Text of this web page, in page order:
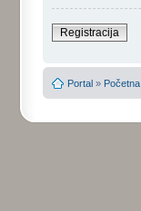
Registracija
Portal » Početna